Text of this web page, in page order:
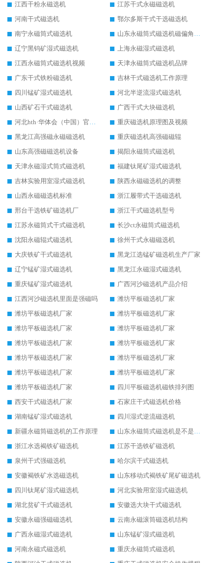
江西干粉永磁选机
江苏干式永磁磁选机
河南干式磁选机
鄂尔多斯干式干选磁选机
南宁永磁筒式磁选机
山东永磁筒式磁选机磁偏角怎么调整
辽宁黑钨矿湿式磁选机
上海永磁湿式磁选机
江西永磁筒式磁选机视频
天津永磁筒式磁选机品牌
广东干式铁粉磁选机
吉林干式磁选机工作原理
四川锰矿湿式磁选机
河北半逆流湿式磁选机
山西矿石干式磁选机
广西干式大块磁选机
河北hth·华体会（中国）官方网站-hth.com 工作视频
重庆磁选机原理图及视频
黑龙江高强磁永磁磁选机
重庆磁选机高强磁磁辊
山东高强磁磁选机设备
揭阳永磁筒式磁选机
天津永磁湿式筒式磁选机
福建钛尾矿湿式磁选机
吉林实验用室湿式磁选机
陕西永磁磁选机的调整
山西永磁磁选机标准
浙江履带式干选磁选机
邢台干选铁矿磁选机厂
浙江干式磁选机型号
江苏永磁筒式干式磁选机
长沙ct永磁筒式磁选机
沈阳永磁辊式磁选机
徐州干式永磁磁选机
大庆铁矿干式磁选机
黑龙江选锰矿磁选机生产厂家
辽宁锰矿湿式磁选机
黑龙江永磁湿式磁选机
重庆锰矿湿式磁选机
广西河沙磁选机产品介绍
江西河沙磁选机里面是强磁吗
潍坊平板磁选机厂家
潍坊平板磁选机厂家
潍坊平板磁选机厂家
潍坊平板磁选机厂家
潍坊平板磁选机厂家
潍坊平板磁选机厂家
潍坊平板磁选机厂家
潍坊平板磁选机厂家
潍坊平板磁选机厂家
潍坊平板磁选机厂家
潍坊平板磁选机厂家
潍坊平板磁选机厂家
四川平板磁选机磁铁排列图
西安干式磁选机厂家
石家庄干式磁选机价格
湖南锰矿湿式磁选机
四川湿式逆流磁选机
新疆永磁筒磁选机的工作原理
山东永磁筒式磁选机是不是强磁
浙江水选褐铁矿磁选机
江苏干选铁矿磁选机
泉州干式强磁选机
哈尔滨干式磁选机
安徽褐铁矿水选磁选机
山东移动式褐铁矿尾矿磁选机
四川钛尾矿湿式磁选机
河北实验用室湿式磁选机
湖北贫矿干式磁选机
安徽选大块干式磁选机
安徽永磁强磁磁选机
云南永磁滚筒磁选机结构
广西永磁湿式磁选机
山东锰矿湿式磁选机
河南永磁式磁选机
重庆永磁筒式磁选机